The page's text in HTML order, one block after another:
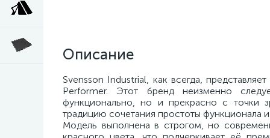
Описание
Svensson Industrial, как всегда,
Performer. Этот бренд неизменно
функционально, но и прекрасно с точки
традицию сочетания простоты функционала
Модель выполнена в строгом, но